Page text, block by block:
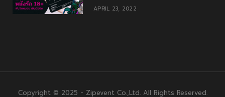
APRIL 23, 2022
Copyright © 2025 - Zipevent Co.,Ltd. All Rights Reserved.